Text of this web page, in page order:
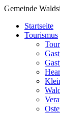
Gemeinde
Startseite
Tourismus